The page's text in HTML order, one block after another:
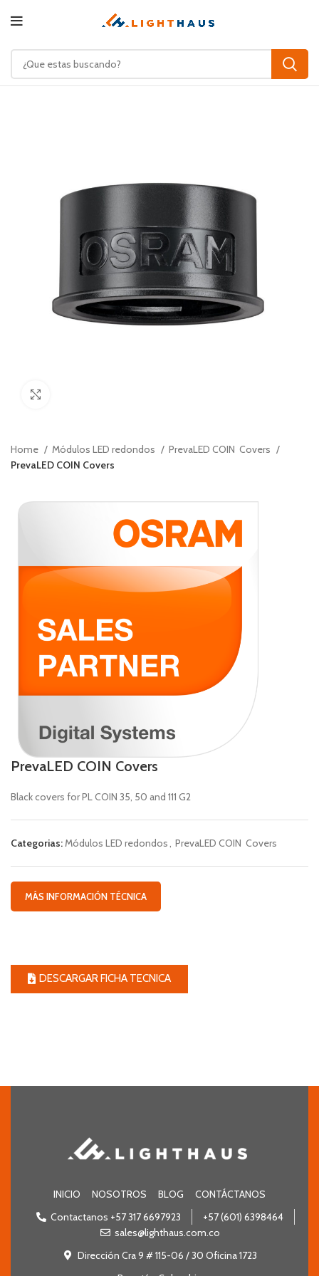
Home Módulos LED redondos
PrevaLED COIN  Covers
PrevaLED COIN Covers
PrevaLED COIN Covers
Black covers for PL COIN 35, 50 and 111 G2
Categorias:Módulos LED redondos, PrevaLED COIN  Covers
MÁS INFORMACIÓN TÉCNICA
DESCARGAR FICHA TECNICA
INICIO NOSOTROS BLOG
CONTÁCTANOS
Contactanos +57 317 6697923
+57 (601) 6398464
sales@lighthaus.com.co
Dirección Cra 9 # 115-06 / 30 Oficina 1723